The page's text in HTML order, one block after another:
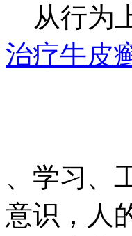
从行为
治疗牛皮
、学习、
意识，人